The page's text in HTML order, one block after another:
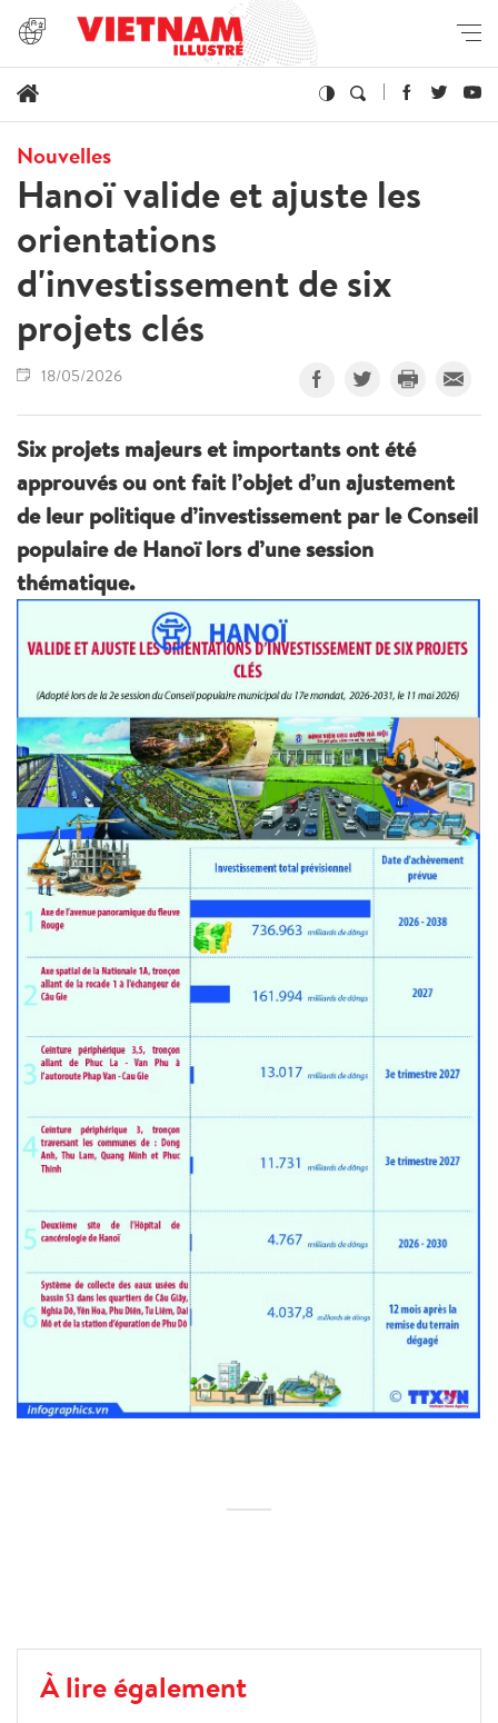
Nouvelles
Hanoï valide et ajuste les
orientations
d'investissement de six
projets clés
18/05/2026
Six projets majeurs et importants ont été
approuvés ou ont fait l’objet d’un ajustement
de leur politique d’investissement par le Conseil
populaire de Hanoï lors d’une session
thématique.
À lire également